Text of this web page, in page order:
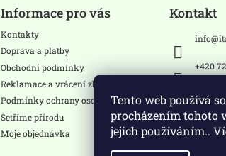
Tento web používá
procházením tohoto
jejich používáním..
Informace pro vás
Kontakty
Doprava a platby
Obchodní podmínky
Reklamace a vrácení zboží
Podmínky ochrany osobních údajů
Šetříme přírodu
Moje objednávka
Kontakt
info@
+420